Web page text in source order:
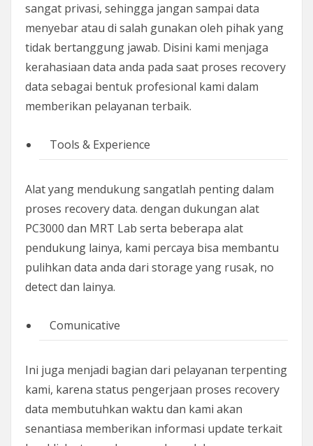
sangat privasi, sehingga jangan sampai data
menyebar atau di salah gunakan oleh pihak yang
tidak bertanggung jawab. Disini kami menjaga
kerahasiaan data anda pada saat proses recovery
data sebagai bentuk profesional kami dalam
memberikan pelayanan terbaik.
Tools & Experience
Alat yang mendukung sangatlah penting dalam
proses recovery data. dengan dukungan alat
PC3000 dan MRT Lab serta beberapa alat
pendukung lainya, kami percaya bisa membantu
pulihkan data anda dari storage yang rusak, no
detect dan lainya.
Comunicative
Ini juga menjadi bagian dari pelayanan terpenting
kami, karena status pengerjaan proses recovery
data membutuhkan waktu dan kami akan
senantiasa memberikan informasi update terkait